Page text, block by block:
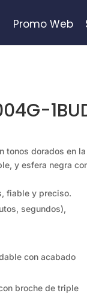
Promo Web
tonos dorados en la
y esfera negra
fiable y preciso.
segundos),
con acabado
broche de triple